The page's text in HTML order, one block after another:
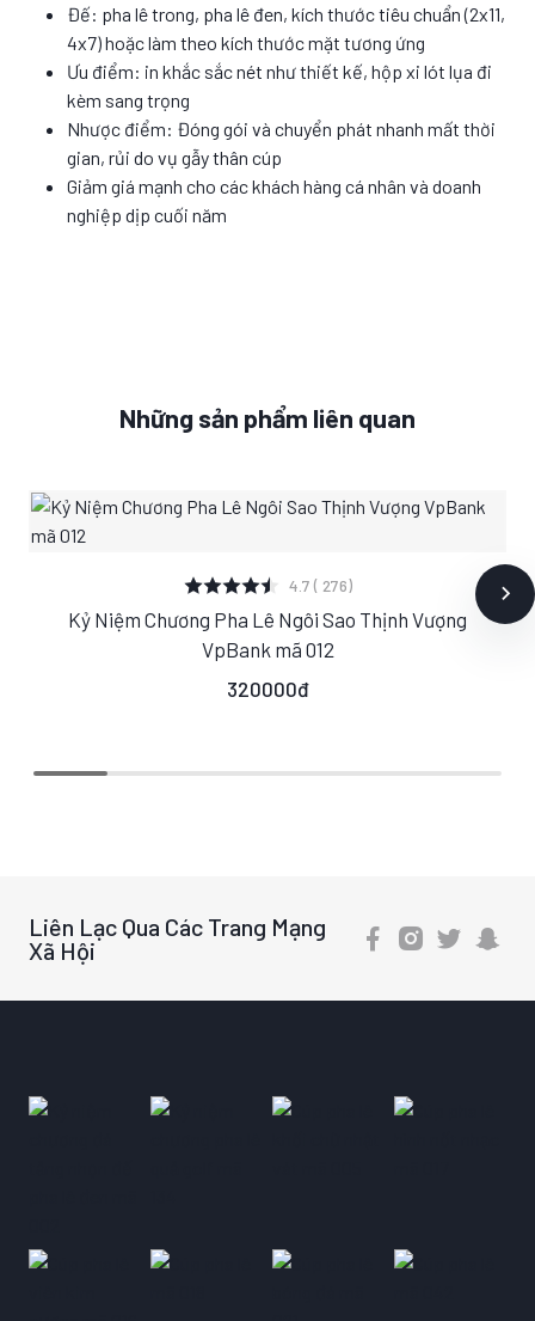
Đế: pha lê trong, pha lê đen, kích thước tiêu chuẩn (2x11,
4x7) hoặc làm theo kích thước mặt tương ứng
Ưu điểm: in khắc sắc nét như thiết kế, hộp xi lót lụa đi
kèm sang trọng
Nhược điểm: Đóng gói và chuyển phát nhanh mất thời
gian, rủi do vụ gẫy thân cúp
Giảm giá mạnh cho các khách hàng cá nhân và doanh
nghiệp dịp cuối năm
Những sản phẩm liên quan
XEM CHI TIẾT
S M L
4.7 ( 276)
Kỷ Niệm Chương Pha Lê Ngôi Sao Thịnh Vượng
VpBank mã 012
320000đ
Liên Lạc Qua Các Trang Mạng
Xã Hội